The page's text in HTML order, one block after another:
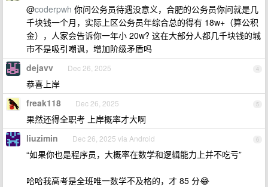
@coderpwh 你问公务员待遇没意义，合肥的公务员你问就是几
千块钱一个月，实际上区公务员年综合总的得有 18w+（算公积
金），人家会告诉你一年小 20w? 这在大部分人都几千块钱的城
市不是吸引嘲讽，增加阶级矛盾吗
4
dejavv Dec 26, 2025
恭喜上岸
5
freak118 Dec 26, 2025
果然还得全职考 上岸概率才大啊
6
liuzimin Dec 26, 2025 via Android
“如果你也是程序员，大概率在数学和逻辑能力上并不吃亏”
哈哈我高考是全班唯一数学不及格的，才 85 分😂